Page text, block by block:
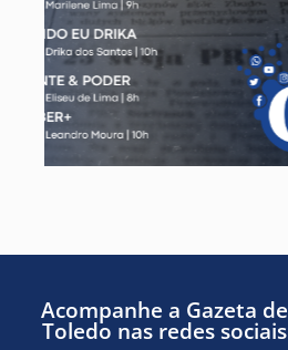
Acompanhe a Gazeta de
Toledo nas redes sociais